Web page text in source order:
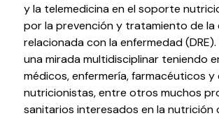
¿Qué es Baluarte?
Taquilla
Cómo llegar
Contacto
Espacio accesible
y la telemedicina en el soporte
por la prevención y tratamiento de la
relacionada con la enfermedad
una mirada multidisciplinar teniendo
médicos, enfermería, farmacéuticos
nutricionistas, entre otros muchos
sanitarios interesados en la nutrición